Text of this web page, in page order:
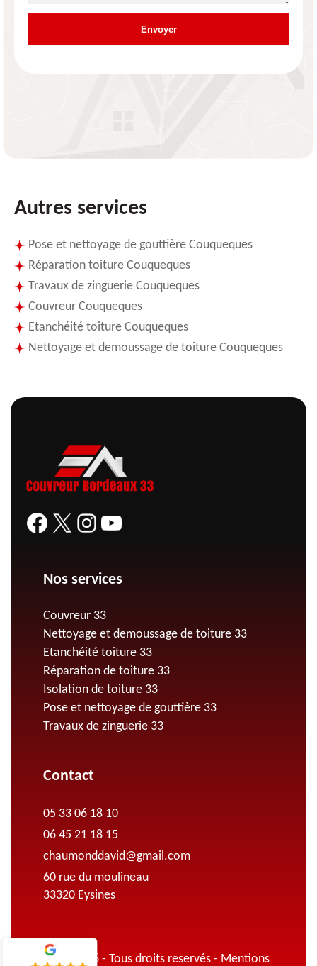
Autres services
Pose et nettoyage de gouttière Couqueques
Réparation toiture Couqueques
Travaux de zinguerie Couqueques
Couvreur Couqueques
Etanchéité toiture Couqueques
Nettoyage et demoussage de toiture Couqueques
Nos services
Couvreur 33
Nettoyage et demoussage de toiture 33
Etanchéité toiture 33
Réparation de toiture 33
Isolation de toiture 33
Pose et nettoyage de gouttière 33
Travaux de zinguerie 33
Contact
05 33 06 18 10
06 45 21 18 15
chaumonddavid@gmail.com
60 rue du moulineau
33320 Eysines
© 2022 - 2026 - Tous droits reservés - Mentions